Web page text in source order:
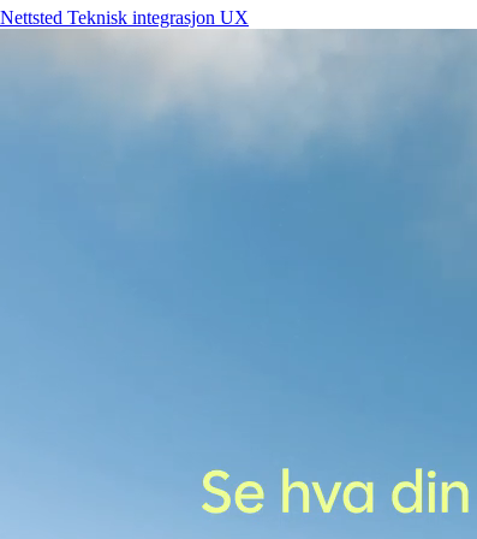
Nettsted Teknisk integrasjon UX